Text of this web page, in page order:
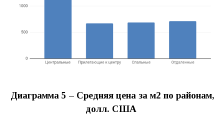
Диаграмма 5 – Средняя цена за м2 по районам,
долл. США